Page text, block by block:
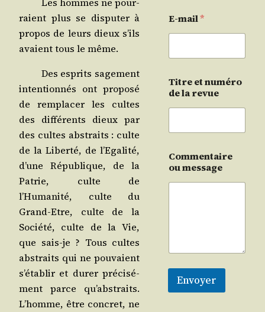
raient plus se dis­pu­ter à
pro­pos de leurs dieux s’ils
avaient tous le même.
Des esprits sage­ment
inten­tion­nés ont pro­po­sé
de rem­pla­cer les cultes
des dif­fé­rents dieux par
des cultes abs­traits : culte
de la Liber­té, de l’Egalité,
d’une Répu­blique, de la
Patrie, culte de
l’Humanité, culte du
Grand-Etre, culte de la
Socié­té, culte de la Vie,
que sais-je ? Tous cultes
abs­traits qui ne pou­vaient
s’établir et durer pré­ci­sé­
ment parce qu’abstraits.
L’homme, être concret, ne
E-mail*
Titre et numéro
de la revue
Commentaire
ou message
Envoyer